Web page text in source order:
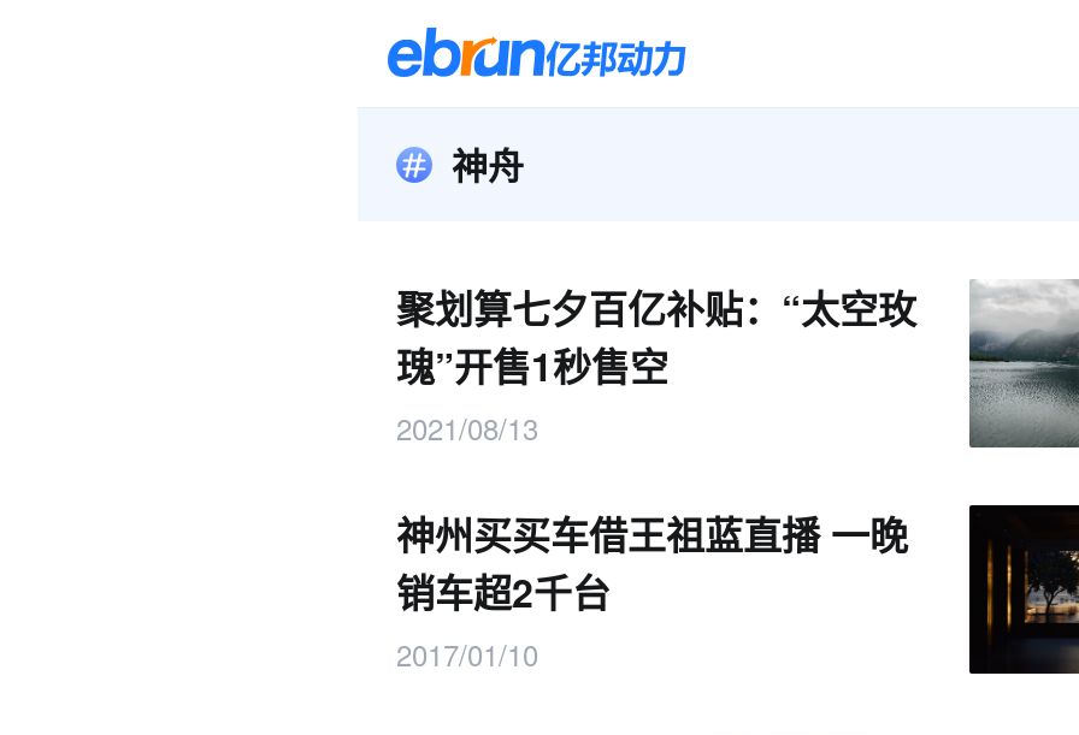
神舟
聚划算七夕百亿补贴：“太空玫
瑰”开售1秒售空
2021/08/13
神州买买车借王祖蓝直播 一晚
销车超2千台
2017/01/10